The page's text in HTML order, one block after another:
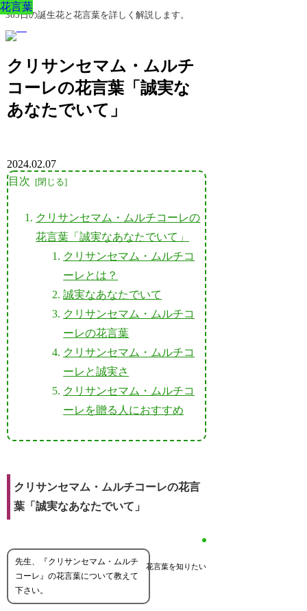
365日の誕生花と花言葉を詳しく解説します。
クリサンセマム・ムルチ
コーレの花言葉「誠実な
あなたでいて」
花言葉
2024.02.07
目次
クリサンセマム・ムルチコーレの
花言葉「誠実なあなたでいて」
クリサンセマム・ムルチコ
ーレとは？
誠実なあなたでいて
クリサンセマム・ムルチコ
ーレの花言葉
クリサンセマム・ムルチコ
ーレと誠実さ
クリサンセマム・ムルチコ
ーレを贈る人におすすめ
クリサンセマム・ムルチコーレの花言
葉「誠実なあなたでいて」
花言葉を知りたい
先生、『クリサンセマム・ムルチ
コーレ』の花言葉について教えて
下さい。
花言葉
花言葉
花言葉
花言葉
花言葉
花言葉